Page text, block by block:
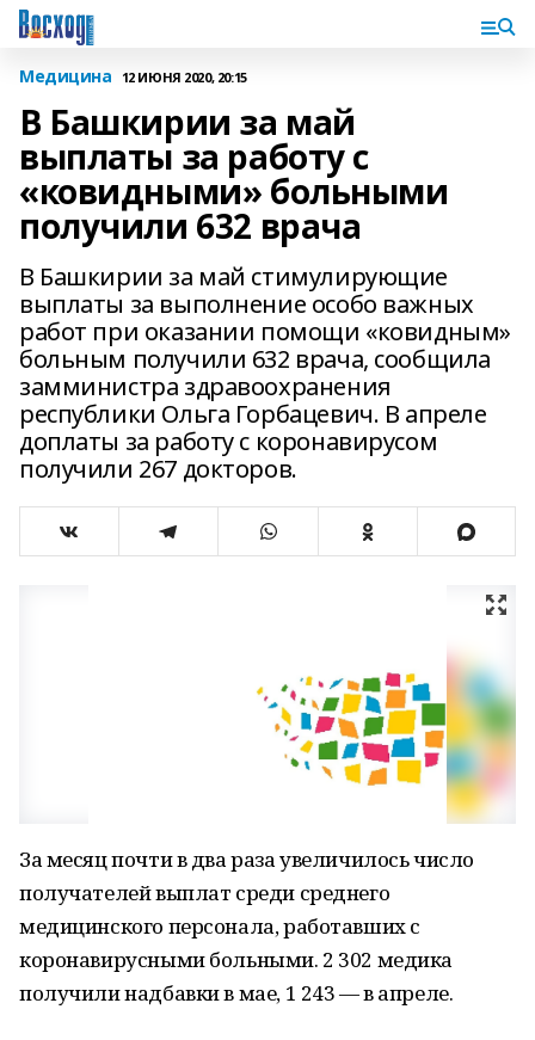
Медицина 12 ИЮНЯ 2020, 20:15
В Башкирии за май
выплаты за работу с
«ковидными» больными
получили 632 врача
В Башкирии за май стимулирующие
выплаты за выполнение особо важных
работ при оказании помощи «ковидным»
больным получили 632 врача, сообщила
замминистра здравоохранения
республики Ольга Горбацевич. В апреле
доплаты за работу с коронавирусом
получили 267 докторов.
За месяц почти в два раза увеличилось число
получателей выплат среди среднего
медицинского персонала, работавших с
коронавирусными больными. 2 302 медика
получили надбавки в мае, 1 243 — в апреле.